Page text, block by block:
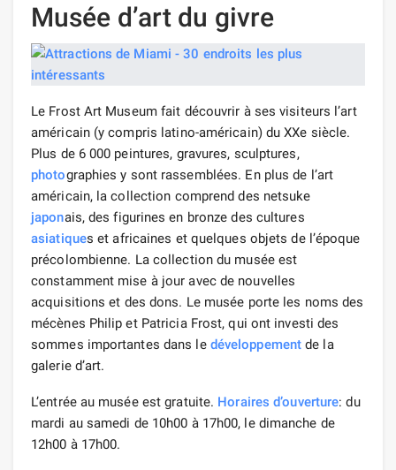
Musée d’art du givre
Le Frost Art Museum fait découvrir à ses visiteurs l’art
américain (y compris latino-américain) du XXe siècle.
Plus de 6 000 peintures, gravures, sculptures,
photographies y sont rassemblées. En plus de l’art
américain, la collection comprend des netsuke
japonais, des figurines en bronze des cultures
asiatiques et africaines et quelques objets de l’époque
précolombienne. La collection du musée est
constamment mise à jour avec de nouvelles
acquisitions et des dons. Le musée porte les noms des
mécènes Philip et Patricia Frost, qui ont investi des
sommes importantes dans le développement de la
galerie d’art.
L’entrée au musée est gratuite. Horaires d’ouverture: du
mardi au samedi de 10h00 à 17h00, le dimanche de
12h00 à 17h00.